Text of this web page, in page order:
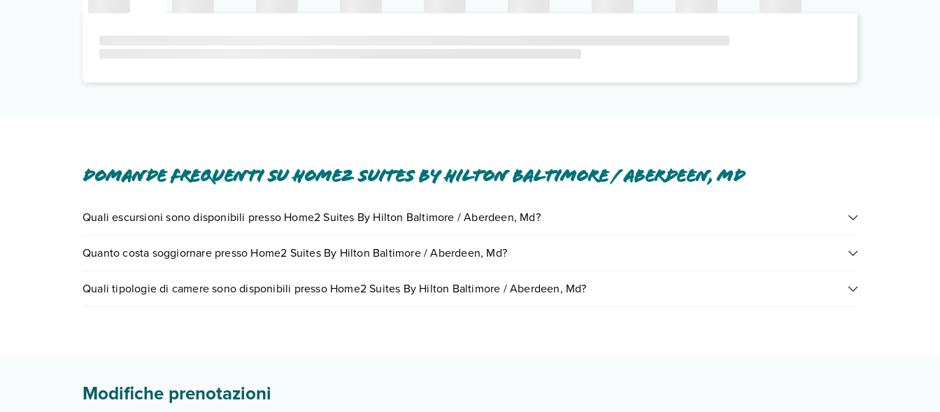
Domande frequenti su Home2 Suites By Hilton Baltimore / Aberdeen, Md
Quali escursioni sono disponibili presso Home2 Suites By Hilton Baltimore / Aberdeen, Md?
center chiamando il numero 0721.17231 oprenotando un appuntamento.
Quanto costa soggiornare presso Home2 Suites By Hilton Baltimore / Aberdeen, Md?
il motore di ricerca e scegli quando partire.
Quali tipologie di camere sono disponibili presso Home2 Suites By Hilton Baltimore / Aberdeen, Md?
Modifiche prenotazioni